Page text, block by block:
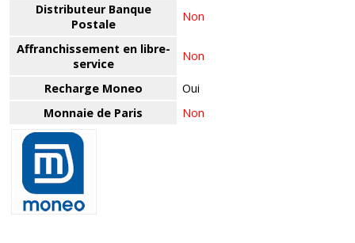
Distributeur Banque
Postale
Non
Affranchissement en libre-
service
Non
Recharge Moneo
Oui
Monnaie de Paris
Non